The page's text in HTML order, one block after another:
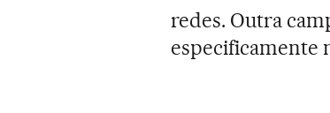
redes. Outra
especificamente